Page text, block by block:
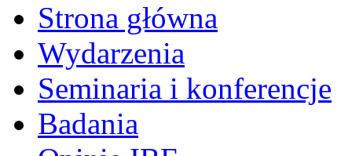
Strona główna
Wydarzenia
Seminaria i konferencje
Badania